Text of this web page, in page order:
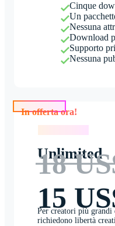
Cinque
Un
Nessuna
Download
Supporto
Nessuna
Unlimited
18
15
Per creatori più grandi
richiedono libertà